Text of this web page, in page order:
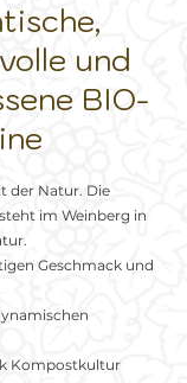
und
BIO-
der Natur. Die
im Weinberg in
Geschmack und
Kompostkultur